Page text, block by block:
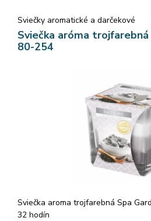
Sviečky aromatické a darčekové
Sviečka aróma
80-254
Sviečka aroma trojfarebná Spa
32 hodín